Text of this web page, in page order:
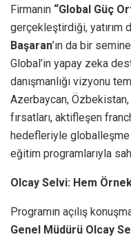
Firmanın “Global Güç
gerçekleştirdiği, yatırım
Başaran’ın da bir
Global’in yapay zeka
danışmanlığı vizyonu
Azerbaycan,
fırsatları, aktifleşen
hedefleriyle
eğitim programlarıyla
Olcay Selvi: Hem
Programın açılış
Genel Müdürü Olcay